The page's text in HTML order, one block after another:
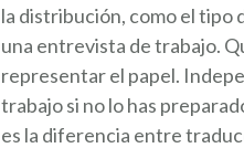
la distribución, como el tipo
una entrevista de trabajo.
representar el papel.
trabajo si no lo has
es la diferencia entre